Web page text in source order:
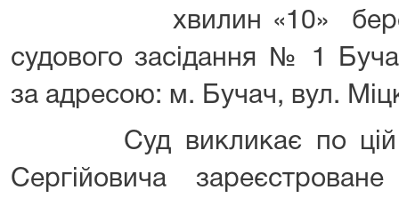
хвилин «10»
судового засідання № 1
за адресою: м. Бучач, вул.
Суд викликає по цій
Сергійовича